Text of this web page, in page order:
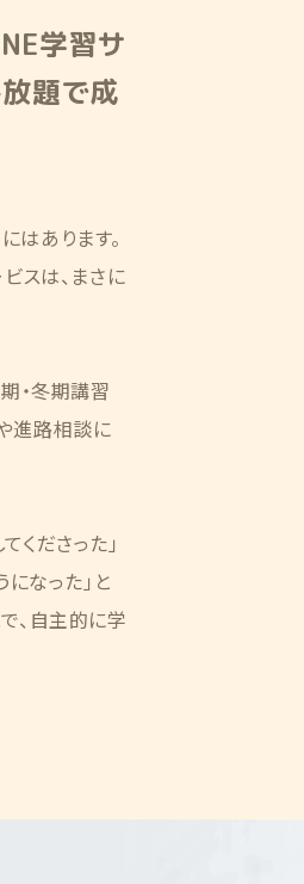
学習サ
題で成
あります。
スは、まさに
・冬期講習
進路相談に
くださった」
なった」と
、自主的に学